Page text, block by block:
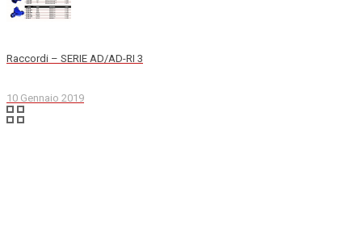
Raccordi – SERIE AD/AD-RI 3
10 Gennaio 2019